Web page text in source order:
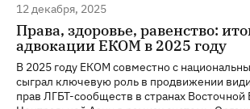
12 декабря, 2025
Права, здоровье, равенство:
адвокации ЕКОМ в 2025 году
В 2025 году ЕКОМ совместно с
сыграл ключевую роль в продвижении
прав ЛГБТ-сообществ в странах Восточной